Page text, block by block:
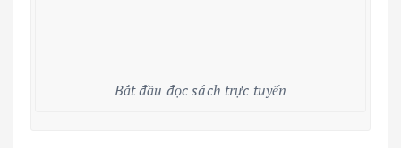
Bắt đầu đọc sách trực tuyến